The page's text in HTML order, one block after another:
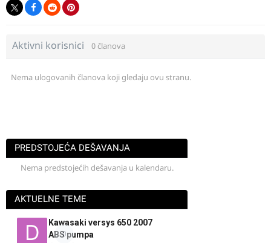
Aktivni korisnici 0 članova
Nema ulogovanih članova koji gledaju ovu stranu.
PREDSTOJEĆA DEŠAVANJA
Nema predstojećih dešavanja u kalendaru.
AKTUELNE TEME
0
Kawasaki versys 650 2007
ABS pumpa